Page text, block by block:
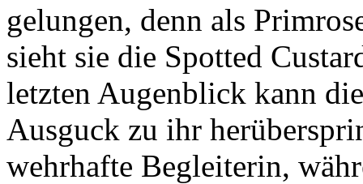
gelungen, denn als
sieht sie die Spotted
letzten Augenblick kann
Ausguck zu ihr
wehrhafte Begleiterin,